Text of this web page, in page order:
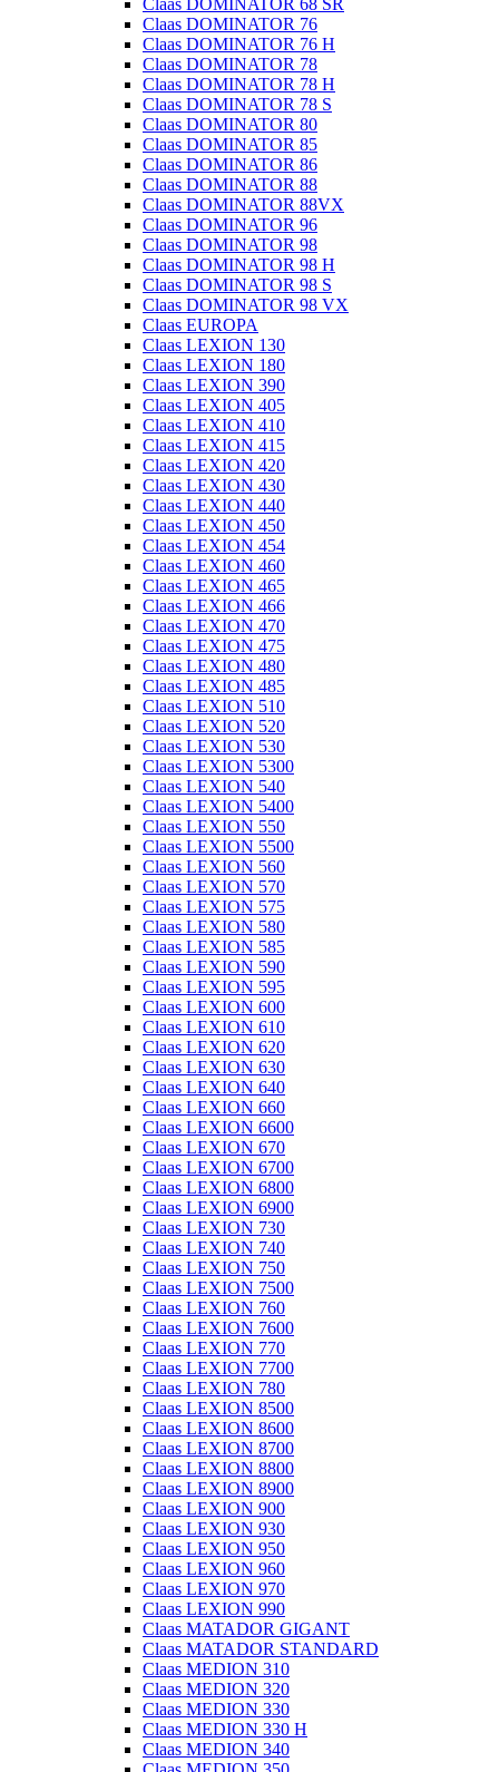
Claas DOMINATOR 68 SR
Claas DOMINATOR 76
Claas DOMINATOR 76 H
Claas DOMINATOR 78
Claas DOMINATOR 78 H
Claas DOMINATOR 78 S
Claas DOMINATOR 80
Claas DOMINATOR 85
Claas DOMINATOR 86
Claas DOMINATOR 88
Claas DOMINATOR 88VX
Claas DOMINATOR 96
Claas DOMINATOR 98
Claas DOMINATOR 98 H
Claas DOMINATOR 98 S
Claas DOMINATOR 98 VX
Claas EUROPA
Claas LEXION 130
Claas LEXION 180
Claas LEXION 390
Claas LEXION 405
Claas LEXION 410
Claas LEXION 415
Claas LEXION 420
Claas LEXION 430
Claas LEXION 440
Claas LEXION 450
Claas LEXION 454
Claas LEXION 460
Claas LEXION 465
Claas LEXION 466
Claas LEXION 470
Claas LEXION 475
Claas LEXION 480
Claas LEXION 485
Claas LEXION 510
Claas LEXION 520
Claas LEXION 530
Claas LEXION 5300
Claas LEXION 540
Claas LEXION 5400
Claas LEXION 550
Claas LEXION 5500
Claas LEXION 560
Claas LEXION 570
Claas LEXION 575
Claas LEXION 580
Claas LEXION 585
Claas LEXION 590
Claas LEXION 595
Claas LEXION 600
Claas LEXION 610
Claas LEXION 620
Claas LEXION 630
Claas LEXION 640
Claas LEXION 660
Claas LEXION 6600
Claas LEXION 670
Claas LEXION 6700
Claas LEXION 6800
Claas LEXION 6900
Claas LEXION 730
Claas LEXION 740
Claas LEXION 750
Claas LEXION 7500
Claas LEXION 760
Claas LEXION 7600
Claas LEXION 770
Claas LEXION 7700
Claas LEXION 780
Claas LEXION 8500
Claas LEXION 8600
Claas LEXION 8700
Claas LEXION 8800
Claas LEXION 8900
Claas LEXION 900
Claas LEXION 930
Claas LEXION 950
Claas LEXION 960
Claas LEXION 970
Claas LEXION 990
Claas MATADOR GIGANT
Claas MATADOR STANDARD
Claas MEDION 310
Claas MEDION 320
Claas MEDION 330
Claas MEDION 330 H
Claas MEDION 340